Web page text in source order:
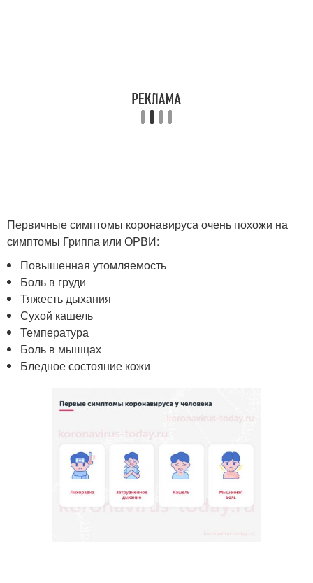
Первичные симптомы коронавируса очень похожи на
симптомы Гриппа или ОРВИ:
Повышенная утомляемость
Боль в груди
Тяжесть дыхания
Сухой кашель
Температура
Боль в мышцах
Бледное состояние кожи